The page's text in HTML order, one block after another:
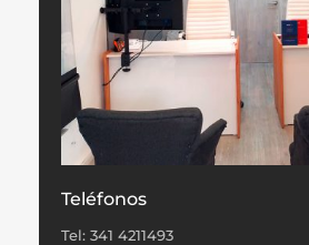
Teléfonos
Tel: 341 4211493